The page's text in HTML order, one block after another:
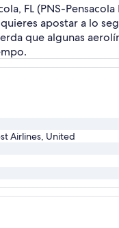
FL (PNS-
apostar a lo
que algunas
Airlines, United